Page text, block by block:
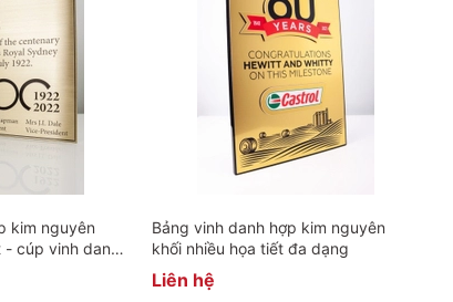
kim nguyên
- cúp vinh danh
Bảng vinh danh hợp kim nguyên
khối nhiều họa tiết đa dạng
Liên hệ